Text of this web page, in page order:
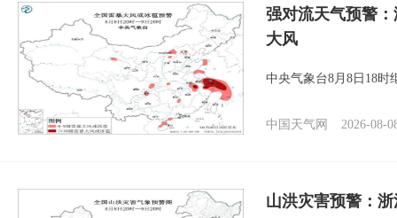
强对流天气预警
大风
中央气象台8月8日18时
中国天气网 2026-08-
山洪灾害预警：